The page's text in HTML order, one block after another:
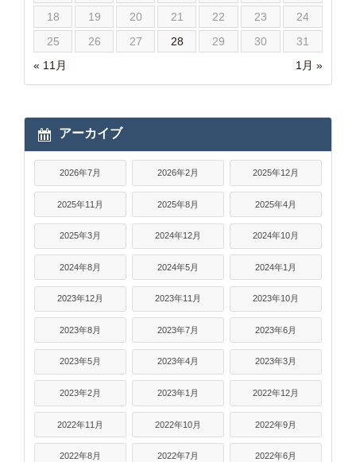
« 11月 1月 »
18
19 20 21 22 23
24
25
26 27 28 29 30 31
アーカイブ
2026年7月 2026年2月 2025年12月
2025年11月 2025年8月 2025年4月
2025年3月 2024年12月 2024年10月
2024年8月 2024年5月 2024年1月
2023年12月 2023年11月 2023年10月
2023年8月 2023年7月 2023年6月
2023年5月 2023年4月 2023年3月
2023年2月 2023年1月 2022年12月
2022年11月 2022年10月 2022年9月
2022年8月 2022年7月 2022年6月